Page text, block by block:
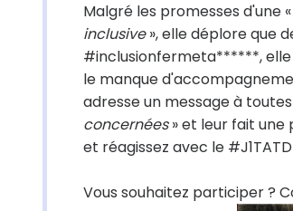
Malgré les promesses d'une «
inclusive», elle déplore que
#inclusionfermeta******, elle
le manque
adresse un message à toutes
concernées» et leur fait une
et réagissez avec le
Vous souhaitez participer ?